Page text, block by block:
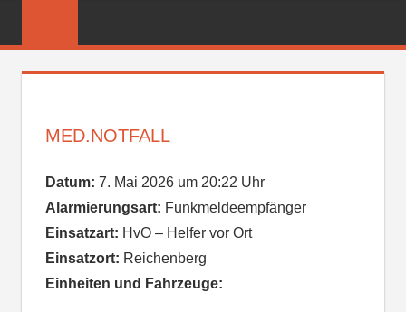
FEUERWEHR
MED.NOTFALL
Datum: 7. Mai 2026 um 20:22 Uhr
Alarmierungsart: Funkmeldeempfänger
Einsatzart: HvO – Helfer vor Ort
Einsatzort: Reichenberg
Einheiten und Fahrzeuge: